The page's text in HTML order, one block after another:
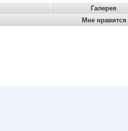
Галерея
Мне нравится